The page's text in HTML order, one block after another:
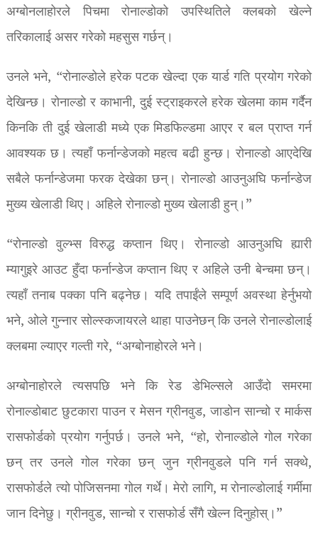
अग्बोनलाहोरले पिचमा रोनाल्डोको उपस्थितिले क्लबको खेल्ने
तरिकालाई असर गरेको महसुस गर्छन्।
उनले भने, “रोनाल्डोले हरेक पटक खेल्दा एक यार्ड गति प्रयोग गरेको
देखिन्छ। रोनाल्डो र काभानी, दुई स्ट्राइकरले हरेक खेलमा काम गर्दैन
किनकि ती दुई खेलाडी मध्ये एक मिडफिल्डमा आएर र बल प्राप्त गर्न
आवश्यक छ। त्यहाँ फर्नान्डेजको महत्व बढी हुन्छ। रोनाल्डो आएदेखि
सबैले फर्नान्डेजमा फरक देखेका छन्। रोनाल्डो आउनुअघि फर्नान्डेज
मुख्य खेलाडी थिए। अहिले रोनाल्डो मुख्य खेलाडी हुन्।”
“रोनाल्डो वुल्भ्स विरुद्ध कप्तान थिए। रोनाल्डो आउनुअघि ह्यारी
म्यागुइरे आउट हुँदा फर्नान्डेज कप्तान थिए र अहिले उनी बेन्चमा छन्।
त्यहाँ तनाब पक्का पनि बढ्नेछ। यदि तपाईंले सम्पूर्ण अवस्था हेर्नुभयो
भने, ओले गुन्नार सोल्स्कजायरले थाहा पाउनेछन् कि उनले रोनाल्डोलाई
क्लबमा ल्याएर गल्ती गरे, “अग्बोनाहोरले भने।
अग्बोनाहोरले त्यसपछि भने कि रेड डेभिल्सले आउँदो समरमा
रोनाल्डोबाट छुटकारा पाउन र मेसन ग्रीनवुड, जाडोन सान्चो र मार्कस
रासफोर्डको प्रयोग गर्नुपर्छ। उनले भने, “हो, रोनाल्डोले गोल गरेका
छन् तर उनले गोल गरेका छन् जुन ग्रीनवुडले पनि गर्न सक्थे,
रासफोर्डले त्यो पोजिसनमा गोल गर्थे। मेरो लागि, म रोनाल्डोलाई गर्मीमा
जान दिनेछु। ग्रीनवुड, सान्चो र रासफोर्ड सँगै खेल्न दिनुहोस्।”